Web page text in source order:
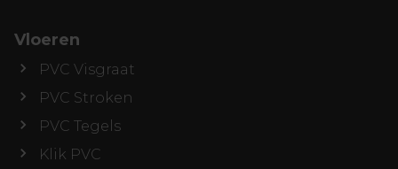
Vloeren
PVC Visgraat
PVC Stroken
PVC Tegels
Klik PVC